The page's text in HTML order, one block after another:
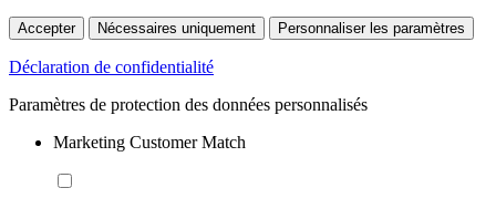
Accepter Nécessaires uniquement Personnaliser les paramètres
Déclaration de confidentialité
Paramètres de protection des données personnalisés
Marketing Customer Match